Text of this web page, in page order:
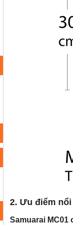
2. Ưu điểm
Samuarai MC01